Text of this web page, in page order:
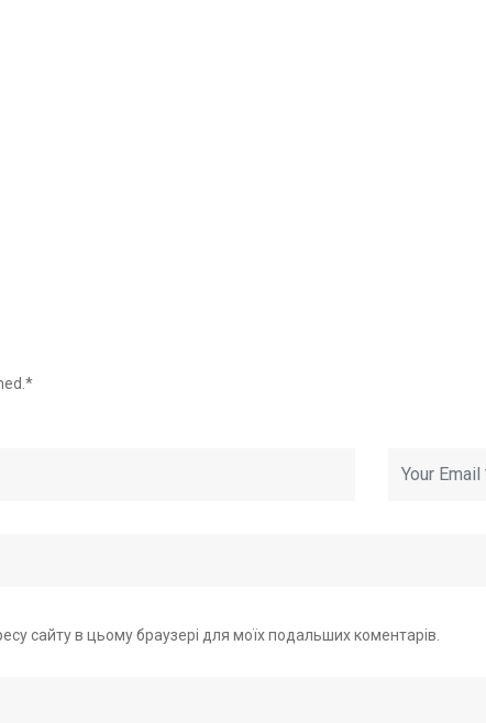
сайту в цьому браузері для моїх подальших коментарів.